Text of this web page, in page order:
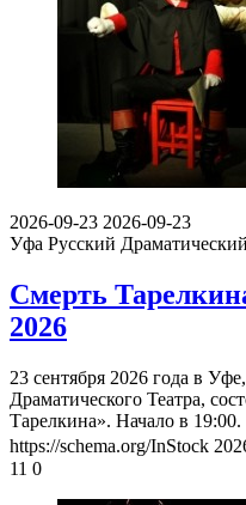
2026-09-23 2026-09-23
Уфа Русский
Смерть
2026
23 сентября 2026 года в
Драматического Театра,
Тарелкина». Начало в 19:00.
https://schema.org/InStock
11 0